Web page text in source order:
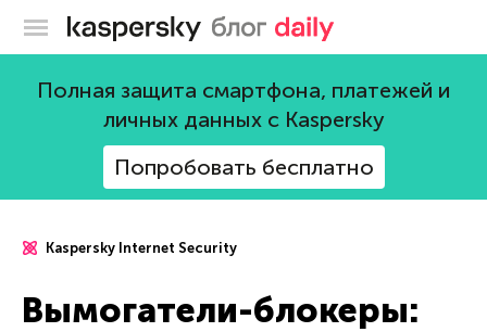
Блог Касперского
Полная защита смартфона, платежей и
личных данных с Kaspersky
Попробовать бесплатно
Kaspersky Internet Security
Вымогатели-блокеры: